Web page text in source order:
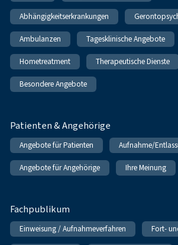
Abhängigkeitserkrankungen
Ambulanzen Tagesklinische Angebote
Hometreatment Therapeutische Dienste
Besondere Angebote
Patienten & Angehörige
Angebote für Patienten Aufnahme/
Angebote für Angehörige Ihre Meinung
Fachpublikum
Einweisung / Aufnahmeverfahren Fort-